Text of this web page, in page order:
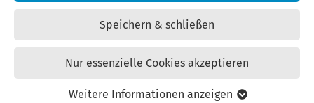
Speichern & schließen
Nur essenzielle Cookies akzeptieren
Weitere Informationen anzeigen
Mit der Bestätigung erklären Sie